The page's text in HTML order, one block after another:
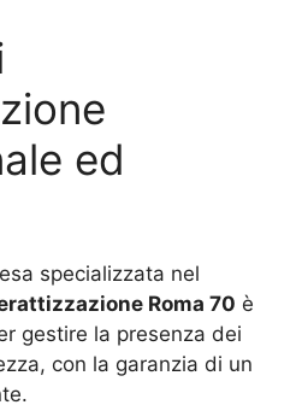
ed
specializzata nel
Roma 70 è
gestire la presenza dei
con la garanzia di un